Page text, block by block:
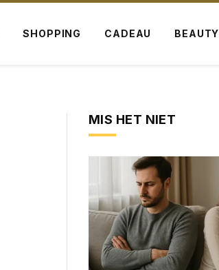
SHOPPING CADEAU BEAUTY
MIS HET NIET